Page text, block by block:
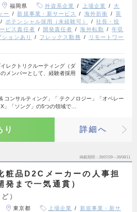
福岡県 外資系企業 上場企業
大
ー 新規事業・新サービス 海外折衝
英
ポテンシャル採用（未経験可）
社長・役
ビス責任者 開発責任者 海外転勤
年収
ションあり フレックス勤務
リモートワー
レクトリクルーティング（ダ
メンバーとして、経験者採用
コンサルティング」「 テクノロジー」「オペレー
」「ソング」の5つの領域で…
り 詳細へ
掲載期間 26/07/29～26/08/11
粧品D2Cメーカーの人事担
発まで一気通貫）
）
東京都 上場企業
新規事業・新サ